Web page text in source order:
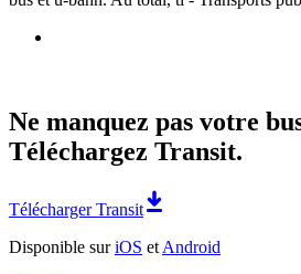
Ne manquez pas votre
Téléchargez Transit.
Télécharger Transit
Disponible suriOS et Android